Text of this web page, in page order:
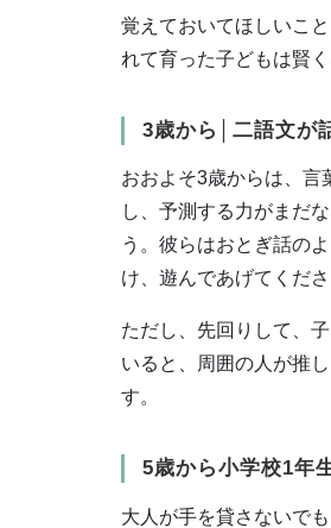
覚えておいてほしいこ
れて育った子どもは賢
3歳から│二語文が
おおよそ3歳からは、言
し、予測する力がまだ
う。彼らはおとぎ話の
け、遊んであげてくださ
ただし、先回りして、
いると、周囲の人が推
す。
5歳から小学校1年
大人が手を貸さないで